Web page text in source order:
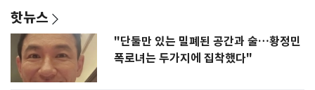
핫뉴스
"단둘만 있는 밀폐된 공간과 술…황정민
폭로녀는 두가지에 집착했다"